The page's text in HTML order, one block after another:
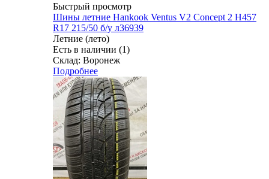
Быстрый просмотр
Шины летние Hankook Ventus V2 Concept 2 H457
R17 215/50 б/у л36939
Летние (лето)
Есть в наличии (1)
Склад: Воронеж
Подробнее